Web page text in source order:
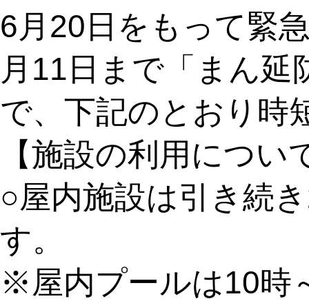
6月20日をもって緊
月11日まで「まん延
で、下記のとおり時
【施設の利用につい
○屋内施設は引き続
す。
※屋内プールは10時